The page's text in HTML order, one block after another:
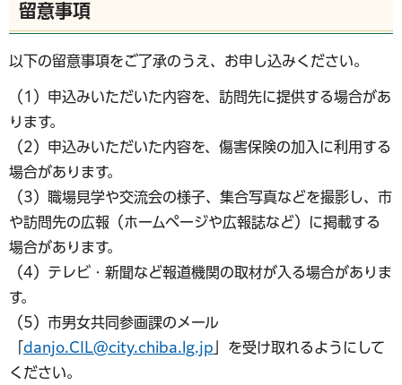
留意事項
以下の留意事項をご了承のうえ、お申し込みください。
（1）申込みいただいた内容を、訪問先に提供する場合があ
ります。
（2）申込みいただいた内容を、傷害保険の加入に利用する
場合があります。
（3）職場見学や交流会の様子、集合写真などを撮影し、市
や訪問先の広報（ホームページや広報誌など）に掲載する
場合があります。
（4）テレビ・新聞など報道機関の取材が入る場合がありま
す。
（5）市男女共同参画課のメール
danjo.CIL@city.chiba.lg.jp 」を受け取れるようにして
ください。